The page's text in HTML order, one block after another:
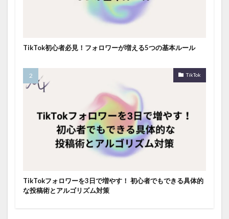
TikTok初心者必見！フォロワーが増える5つの基本ルール
TikTok
TikTokフォロワーを3日で増やす！ 初心者でもできる具体的
な投稿術とアルゴリズム対策